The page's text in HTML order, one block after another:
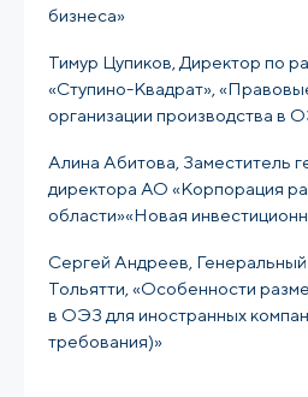
бизнеса»
Тимур Цупиков, Директор по
«Ступино-Квадрат» ,
организации производства в
Алина Абитова, Заместитель
директора АО «Корпорация
области»«Новая
Сергей Андреев,
Тольятти, «Особенности
в ОЭЗ для иностранных
требования)»